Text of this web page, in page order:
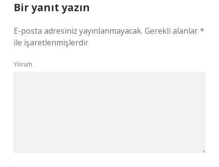
Bir yanıt yazın
E-posta adresiniz yayınlanmayacak. Gerekli alanlar*
ile işaretlenmişlerdir
Yorum